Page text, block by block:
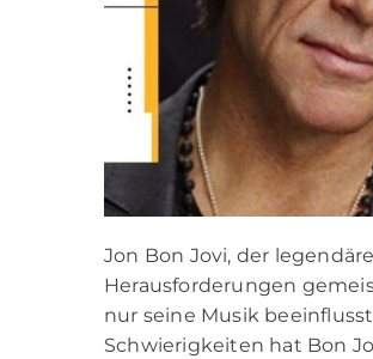
Jon Bon Jovi, der
Herausforderungen
nur seine Musik
Schwierigkeiten hat Bon